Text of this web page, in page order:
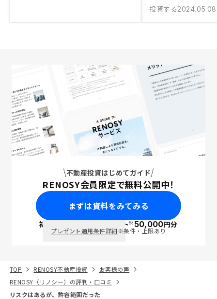
投資する2024.05.08
不動産投資はじめてガイド
RENOSY会員限定で無料公開中！
まずは資料をみてみる
初回面談で ポイント※50,000円分
プレゼント適用条件詳細※条件・上限あり
TOP RENOSY不動産投資
お客様の声
RENOSY（リノシー）の評判・口コミ
リスクはあるが、許容範囲だった